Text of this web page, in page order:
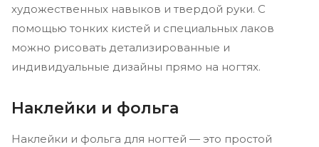
художественных навыков и твердой руки. С
помощью тонких кистей и специальных лаков
можно рисовать детализированные и
индивидуальные дизайны прямо на ногтях.
Наклейки и фольга
Наклейки и фольга для ногтей — это простой